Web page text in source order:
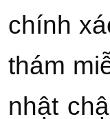
chính
thám
nhật